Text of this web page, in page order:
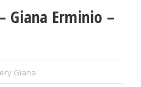
Giana Erminio –
Giana